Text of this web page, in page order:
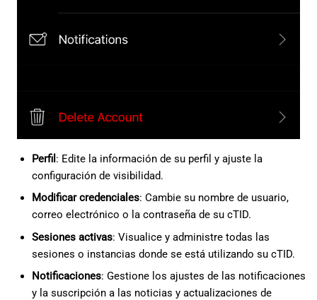
Perfil : Edite la información de su perfil y ajuste la
configuración de visibilidad.
Modificar credenciales: Cambie su nombre de usuario,
correo electrónico o la contraseña de su cTID.
Sesiones activas: Visualice y administre todas las
sesiones o instancias donde se está utilizando su cTID.
Notificaciones: Gestione los ajustes de las notificaciones
y la suscripción a las noticias y actualizaciones de